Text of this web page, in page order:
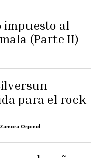
impuesto al
(Parte II)
para el rock
Orpinel